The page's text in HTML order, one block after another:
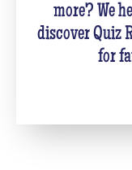
more? We
discover Quiz
for